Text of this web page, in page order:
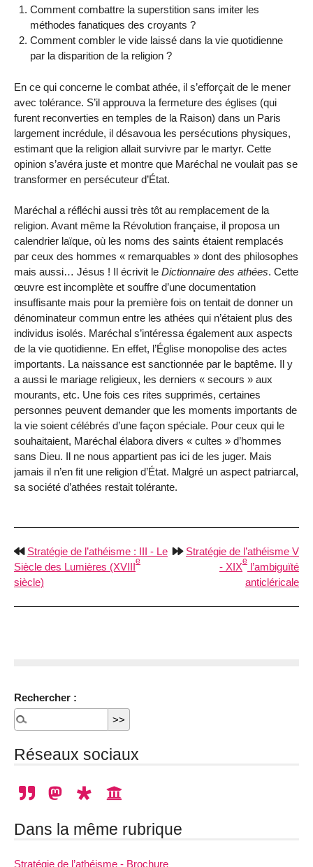
Comment combattre la superstition sans imiter les
méthodes fanatiques des croyants ?
Comment combler le vide laissé dans la vie quotidienne
par la disparition de la religion ?
En ce qui concerne le combat athée, il s’efforçait de le mener
avec tolérance. S’il approuva la fermeture des églises (qui
furent reconverties en temples de la Raison) dans un Paris
largement incrédule, il désavoua les persécutions physiques,
estimant que la religion allait survivre par le martyr. Cette
opinion s’avéra juste et montre que Maréchal ne voulait pas se
transformer en persécuteur d’État.
Maréchal a réfléchi aussi très tôt au remplacement de la
religion. Avant même la Révolution française, il proposa un
calendrier laïque, où les noms des saints étaient remplacés
par ceux des hommes « remarquables » dont des philosophes
mais aussi… Jésus ! Il écrivit le Dictionnaire des athées. Cette
œuvre est incomplète et souffre d’une documentation
insuffisante mais pour la première fois on tentait de donner un
dénominateur commun entre les athées qui n’étaient plus des
individus isolés. Maréchal s’intéressa également aux aspects
de la vie quotidienne. En effet, l’Église monopolise des actes
importants. La naissance est sanctionnée par le baptême. Il y
a aussi le mariage religieux, les derniers « secours » aux
mourants, etc. Une fois ces rites supprimés, certaines
personnes peuvent demander que les moments importants de
la vie soient célébrés d’une façon spéciale. Pour ceux qui le
souhaitaient, Maréchal élabora divers « cultes » d’hommes
sans Dieu. Il ne nous appartient pas ici de les juger. Mais
jamais il n’en fit une religion d’État. Malgré un aspect patriarcal,
sa société d’athées restait tolérante.
Stratégie de l’athéisme : III - Le
Siècle des Lumières (XVIIIe
siècle)
Stratégie de l’athéisme V
- XIXe l’ambiguïté
anticléricale
Rechercher :
Réseaux sociaux
Dans la même rubrique
Stratégie de l’athéisme - Brochure